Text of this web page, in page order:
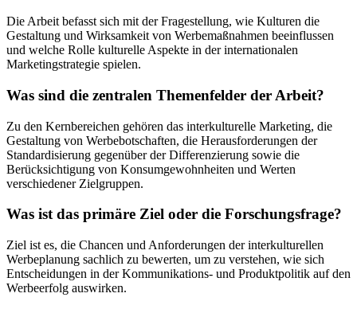
Die Arbeit befasst sich mit der Fragestellung, wie Kulturen die
Gestaltung und Wirksamkeit von Werbemaßnahmen beeinflussen
und welche Rolle kulturelle Aspekte in der internationalen
Marketingstrategie spielen.
Was sind die zentralen Themenfelder der Arbeit?
Zu den Kernbereichen gehören das interkulturelle Marketing, die
Gestaltung von Werbebotschaften, die Herausforderungen der
Standardisierung gegenüber der Differenzierung sowie die
Berücksichtigung von Konsumgewohnheiten und Werten
verschiedener Zielgruppen.
Was ist das primäre Ziel oder die Forschungsfrage?
Ziel ist es, die Chancen und Anforderungen der interkulturellen
Werbeplanung sachlich zu bewerten, um zu verstehen, wie sich
Entscheidungen in der Kommunikations- und Produktpolitik auf den
Werbeerfolg auswirken.